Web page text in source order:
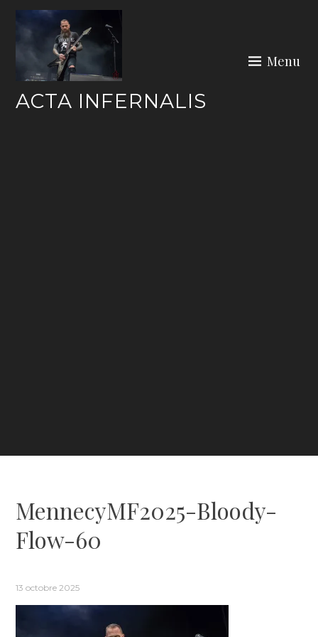
content
ACTA INFERNALIS
Menu
MennecyMF2025-Bloody-
Flow-60
13 octobre 2025